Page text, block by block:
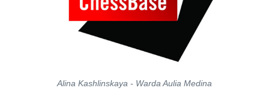
Alina Kashlinskaya - Warda Aulia Medina